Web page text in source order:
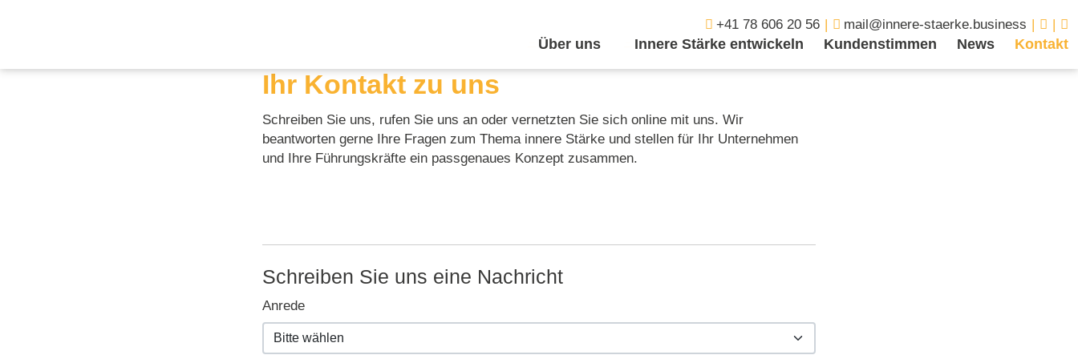
Über uns Innere Stärke entwickeln Kundenstimmen News Kontakt
+41 78 606 20 56 mail@innere-staerke.business
Ihr Kontakt zu uns
Schreiben Sie uns, rufen Sie uns an oder vernetzten Sie sich online mit uns. Wir
beantworten gerne Ihre Fragen zum Thema innere Stärke und stellen für Ihr Unternehmen
und Ihre Führungskräfte ein passgenaues Konzept zusammen.
Schreiben Sie uns eine Nachricht
Anrede